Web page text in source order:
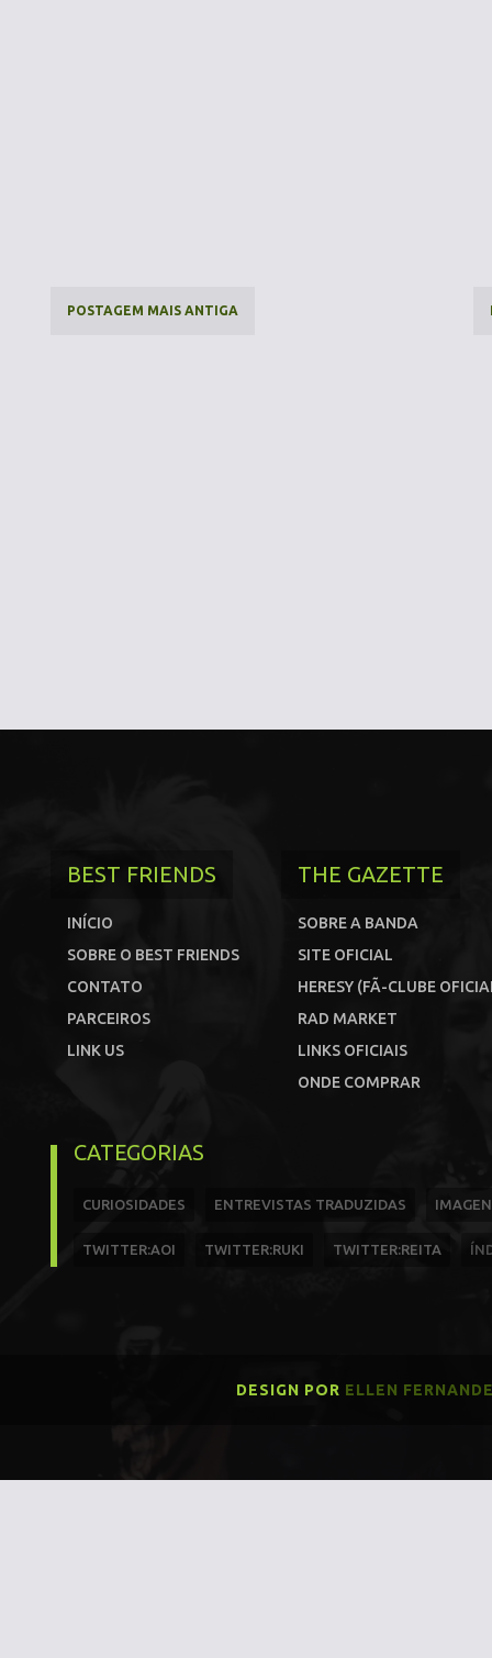
POSTAGEM MAIS ANTIGA
BEST FRIENDS
INÍCIO
SOBRE O BEST FRIENDS
CONTATO
PARCEIROS
LINK US
THE GAZETTE
SOBRE A BANDA
SITE OFICIAL
HERESY (FÃ-CLUBE
RAD MARKET
LINKS OFICIAIS
ONDE COMPRAR
CATEGORIAS
CURIOSIDADES ENTREVISTAS TRADUZIDAS
TWITTER:AOI TWITTER:RUKI TWITTER:REITA
DESIGN POR ELLEN